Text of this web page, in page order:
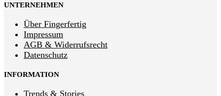
UNTERNEHMEN
Über Fingerfertig
Impressum
AGB & Widerrufsrecht
Datenschutz
INFORMATION
Trends & Stories